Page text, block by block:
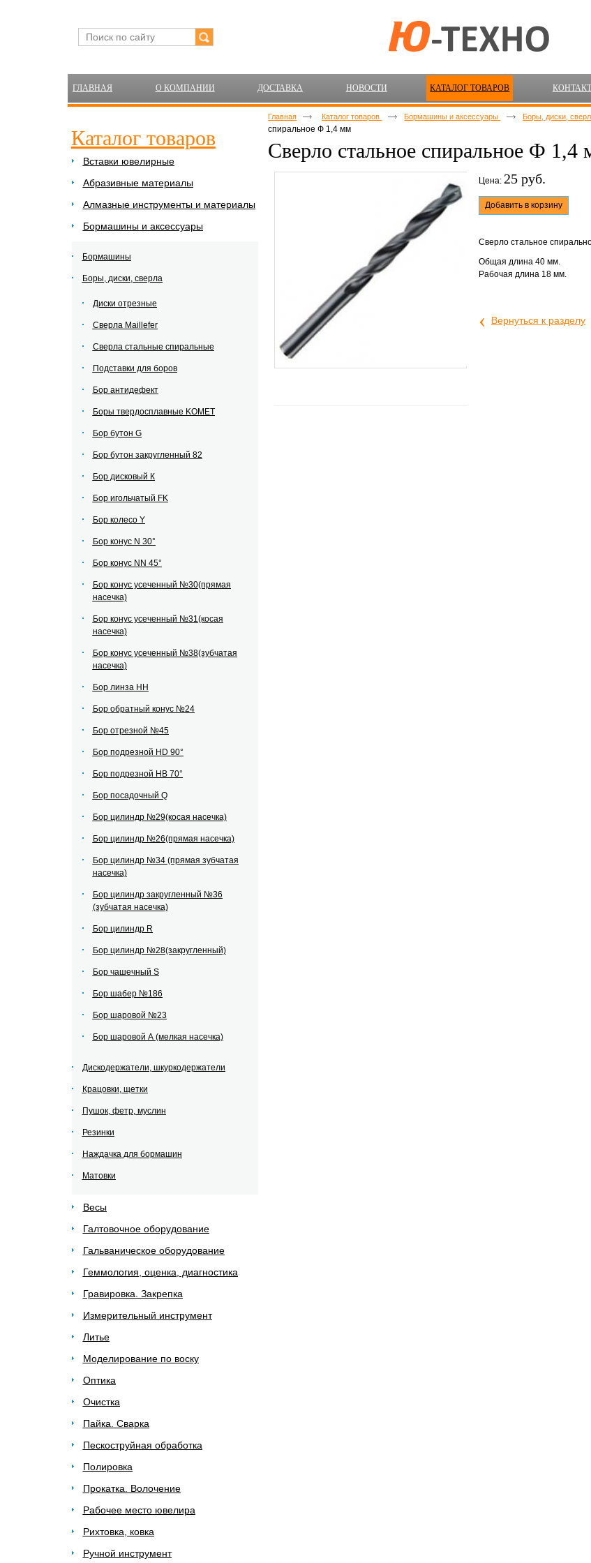
ГЛАВНАЯ О КОМПАНИИ ДОСТАВКА НОВОСТИ КАТАЛОГ ТОВАРОВ
Каталог товаров
Вставки ювелирные
Абразивные материалы
Алмазные инструменты и материалы
Бормашины и аксессуары
Бормашины
Боры, диски, сверла
Диски отрезные
Сверла Maillefer
Сверла стальные спиральные
Подставки для боров
Бор антидефект
Боры твердосплавные KOMET
Бор бутон G
Бор бутон закругленный 82
Бор дисковый К
Бор игольчатый FK
Бор колесо Y
Бор конус N 30°
Бор конус NN 45°
Бор конус усеченный №30(прямая
насечка)
Бор конус усеченный №31(косая
насечка)
Бор конус усеченный №38(зубчатая
насечка)
Бор линза НН
Бор обратный конус №24
Бор отрезной №45
Бор подрезной HD 90°
Бор подрезной HВ 70°
Бор посадочный Q
Бор цилиндр №29(косая насечка)
Бор цилиндр №26(прямая насечка)
Бор цилиндр №34 (прямая зубчатая
насечка)
Бор цилиндр закругленный №36
(зубчатая насечка)
Бор цилиндр R
Бор цилиндр №28(закругленный)
Бор чашечный S
Бор шабер №186
Бор шаровой №23
Бор шаровой А (мелкая насечка)
Дискодержатели, шкуркодержатели
Крацовки, щетки
Пушок, фетр, муслин
Резинки
Наждачка для бормашин
Матовки
Весы
Галтовочное оборудование
Гальваническое оборудование
Геммология, оценка, диагностика
Гравировка. Закрепка
Измерительный инструмент
Литье
Моделирование по воску
Оптика
Очистка
Пайка. Сварка
Пескоструйная обработка
Полировка
Прокатка. Волочение
Рабочее место ювелира
Рихтовка, ковка
Ручной инструмент
Главная Каталог товаров Бормашины и аксессуары Боры, диски,
спиральное Ф 1,4 мм
Сверло стальное спиральное Ф 1,4
Цена: 25 руб.
Добавить в корзину
Сверло стальное
Общая длина 40 мм.
Рабочая длина 18 мм.
‹ Вернуться к разделу